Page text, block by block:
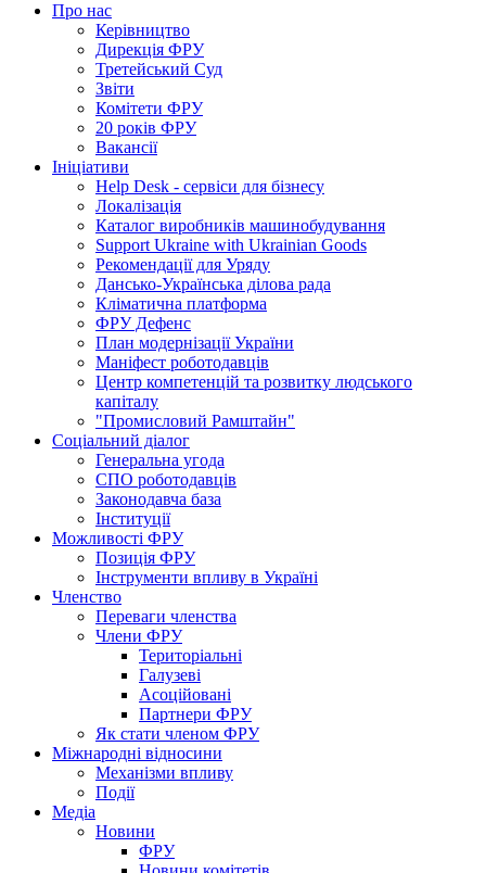
Про нас
Керівництво
Дирекція ФРУ
Третейський Суд
Звіти
Комітети ФРУ
20 років ФРУ
Вакансії
Ініціативи
Help Desk - сервіси для бізнесу
Локалізація
Каталог виробників машинобудування
Support Ukraine with Ukrainian Goods
Рекомендації для Уряду
Дансько-Українська ділова рада
Кліматична платформа
ФРУ Дефенс
План модернізації України
Маніфест роботодавців
Центр компетенцій та розвитку людського
капіталу
"Промисловий Рамштайн"
Соціальний діалог
Генеральна угода
СПО роботодавців
Законодавча база
Інституції
Можливості ФРУ
Позиція ФРУ
Інструменти впливу в Україні
Членство
Переваги членства
Члени ФРУ
Територіальні
Галузеві
Асоційовані
Партнери ФРУ
Як стати членом ФРУ
Міжнародні відносини
Механізми впливу
Події
Медіа
Новини
ФРУ